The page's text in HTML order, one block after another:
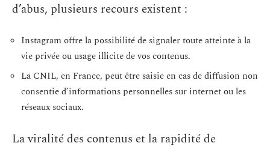
d’abus, plusieurs recours existent :
Instagram offre la possibilité de signaler toute atteinte à la
vie privée ou usage illicite de vos contenus.
La CNIL, en France, peut être saisie en cas de diffusion non
consentie d’informations personnelles sur internet ou les
réseaux sociaux.
La viralité des contenus et la rapidité de